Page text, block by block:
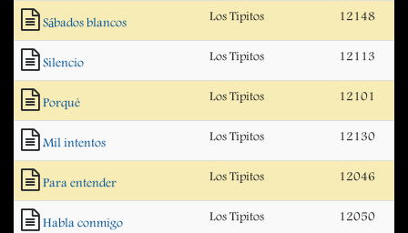
Sábados blancos Los Tipitos 12148
Silencio Los Tipitos 12113
Porqué Los Tipitos 12101
Mil intentos Los Tipitos 12130
Para entender Los Tipitos 12046
Habla conmigo Los Tipitos 12050